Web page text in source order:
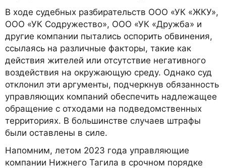
В ходе судебных разбирательств ООО «УК «ЖКУ»,
ООО «УК Содружество», ООО «УК «Дружба» и
другие компании пытались оспорить обвинения,
ссылаясь на различные факторы, такие как
действия жителей или отсутствие негативного
воздействия на окружающую среду. Однако суд
отклонил эти аргументы, подчеркнув обязанность
управляющих компаний обеспечить надлежащее
обращение с отходами на подведомственных
территориях. В большинстве случаев штрафы
были оставлены в силе.
Напомним, летом 2023 года управляющие
компании Нижнего Тагила в срочном порядке